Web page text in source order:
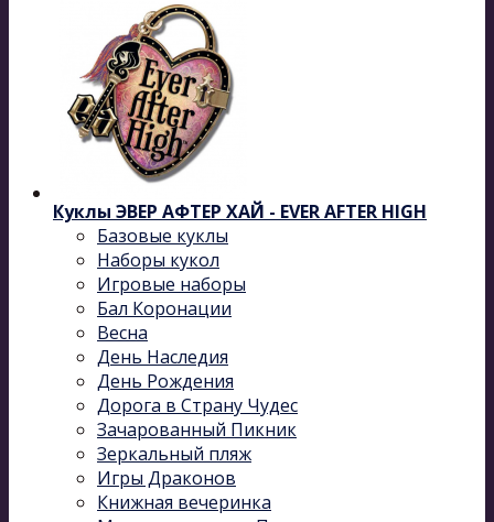
Куклы ЭВЕР АФТЕР ХАЙ - EVER AFTER HIGH
Базовые куклы
Наборы кукол
Игровые наборы
Бал Коронации
Весна
День Наследия
День Рождения
Дорога в Страну Чудес
Зачарованный Пикник
Зеркальный пляж
Игры Драконов
Книжная вечеринка